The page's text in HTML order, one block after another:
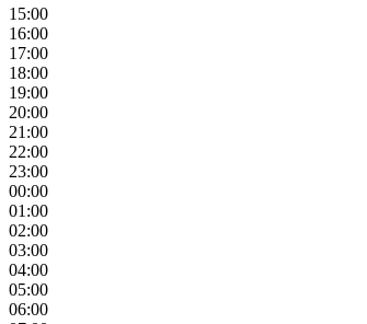
15:00
16:00
17:00
18:00
19:00
20:00
21:00
22:00
23:00
00:00
01:00
02:00
03:00
04:00
05:00
06:00